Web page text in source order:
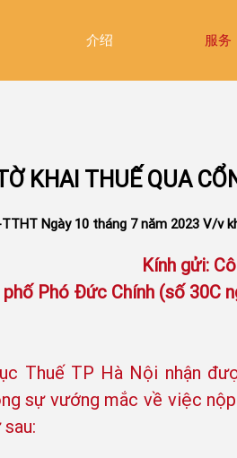
介绍 服务
KHAI THUẾ QUA
Ngày 10 tháng 7 năm 2023 V/v
Kính gửi:
Phó Đức Chính (số 30C
Thuế TP Hà Nội nhận
sự vướng mắc về việc